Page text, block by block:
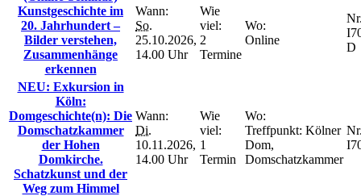
Kunstgeschichte im
20. Jahrhundert –
Bilder verstehen,
Zusammenhänge
erkennen
Wann:
So.
25.10.2026,
14.00 Uhr
Wie
viel:
2
Termine
Wo:
Online
D
NEU: Exkursion in
Köln:
Domgeschichte(n): Die
Domschatzkammer
der Hohen
Domkirche.
Schatzkunst und der
Weg zum Himmel
Wann:
Di.
10.11.2026,
14.00 Uhr
Wie
viel:
1
Termin
Wo:
Treffpunkt: Kölner
Dom,
Domschatzkammer